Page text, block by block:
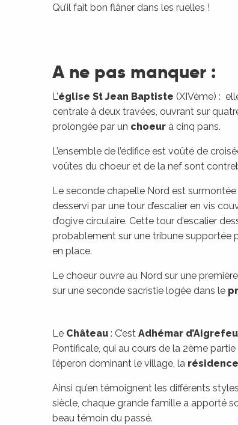
Qu’il fait bon flâner dans les ruelles !
A ne pas manquer :
L’église St Jean Baptiste (XIVème) :
centrale à deux travées, ouvrant sur
prolongée par un choeur à cinq pans.
L’ensemble de l’édifice est voûté de
voûtes du choeur et de la nef sont
Le seconde chapelle Nord est surmontée
desservi par une tour d’escalier en vis
d’ogive circulaire. Cette tour d’escalier
probablement sur une tribune supportée
en place.
Le choeur ouvre au Nord sur une première
sur une seconde sacristie logée dans le
Le Château : C’est Adhémar
Pontificale, qui au cours de la 2ème partie
l’éperon dominant le village, la
Ainsi qu’en témoignent les différents
siècle, chaque grande famille a apporté
beau témoin du passé.